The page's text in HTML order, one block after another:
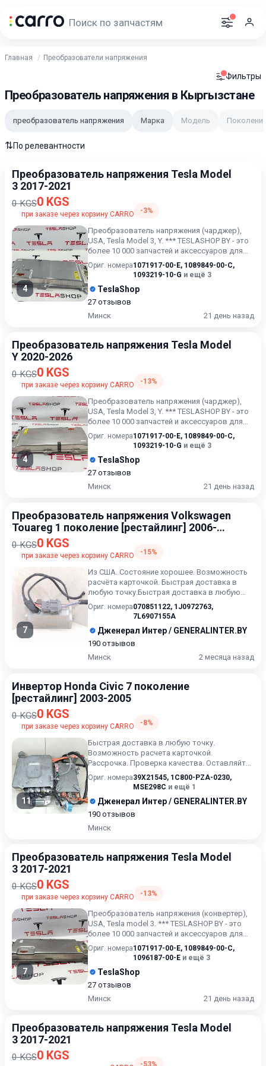
Главная Преобразователи напряжения
Фильтры
Преобразователь напряжения в Кыргызстане
преобразователь напряжения Марка Модель
⇅По релевантности
Преобразователь напряжения Tesla Model
3 2017-2021
0 KGS0 KGS
при заказе через корзину CARRO -3%
4
Преобразователь напряжения (чарджер),
USA, Tesla Model 3, Y. *** TESLASHOP BY - это
более 10 000 запчастей и аксессуаров для
TESLAModel 3, M...
Ориг. номера1071917-00-E, 1089849-00-C,
1093219-10-G и ещё 3
TeslaShop
27 отзывов
Минск
21 день назад
Преобразователь напряжения Tesla Model
Y 2020-2026
0 KGS0 KGS
при заказе через корзину CARRO -13%
4
Преобразователь напряжения (чарджер),
USA, Tesla Model 3, Y. *** TESLASHOP BY - это
более 10 000 запчастей и аксессуаров для
TESLAModel 3, M...
Ориг. номера1071917-00-E, 1089849-00-C,
1093219-10-G и ещё 3
TeslaShop
27 отзывов
Минск
21 день назад
Преобразователь напряжения Volkswagen
Touareg 1 поколение [рестайлинг] 2006-
2010
0 KGS0 KGS
при заказе через корзину CARRO -15%
7
Из США. Состояние хорошее. Возможность
расчёта карточкой. Быстрая доставка в
любую точку.Быстрая доставка в любую
точку. Возможность расчета...
Ориг. номера070851122, 1J0972763,
7L6907155A
Дженерал Интер / GENERALINTER.BY
190 отзывов
Минск
2 месяца назад
Инвертор Honda Civic 7 поколение
[рестайлинг] 2003-2005
0 KGS0 KGS
при заказе через корзину CARRO -8%
11
Быстрая доставка в любую точку.
Возможность расчета карточкой.
Рассрочка. Проверка качества. Оставляйте
сообщения ( или выбранный артикул) в...
Ориг. номера39X21545, 1C800-PZA-0230,
MSE298C и ещё 1
Дженерал Интер / GENERALINTER.BY
190 отзывов
Минск
Преобразователь напряжения Tesla Model
3 2017-2021
0 KGS0 KGS
при заказе через корзину CARRO -13%
7
Преобразователь напряжения (конвертер),
USA, Tesla model 3. *** TESLASHOP BY - это
более 10 000 запчастей и аксессуаров для
TESLAModel 3, Mo...
Ориг. номера1071917-00-E, 1089849-00-C,
1096187-00-E и ещё 3
TeslaShop
27 отзывов
Минск
21 день назад
Преобразователь напряжения Tesla Model
3 2017-2021
0 KGS0 KGS
-53%